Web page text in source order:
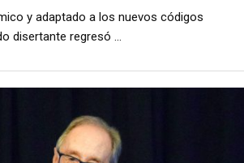
y adaptado a los nuevos códigos
disertante regresó ...